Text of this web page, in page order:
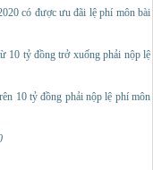
có được ưu đãi lệ phí môn bài
10 tỷ đồng trở xuống phải nộp lệ
10 tỷ đồng phải nộp lệ phí môn